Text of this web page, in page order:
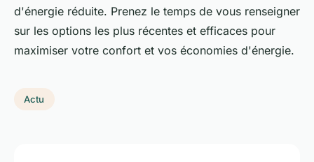
d'énergie réduite. Prenez le temps de vous renseigner
sur les options les plus récentes et efficaces pour
maximiser votre confort et vos économies d'énergie.
Actu